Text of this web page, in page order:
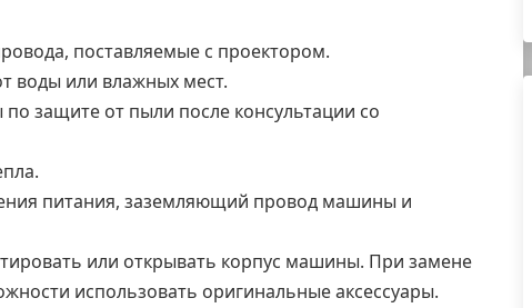
поставляемые с проектором.
воды или влажных мест.
защите от пыли после консультации со
питания, заземляющий провод машины и
или открывать корпус машины. При замене
использовать оригинальные аксессуары.